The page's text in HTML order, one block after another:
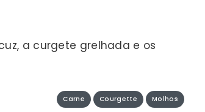
a curgete grelhada e os
Carne Courgette Molhos